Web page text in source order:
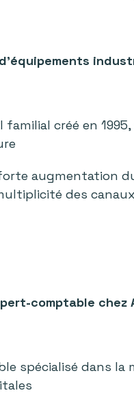
créé en
augmentation
des
comptable chez
spécialisé dans la